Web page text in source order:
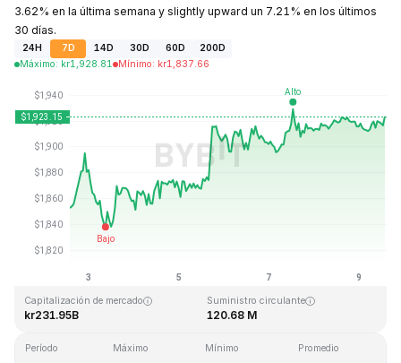
3.62% en la última semana y slightly upward un 7.21% en los últimos
30 días.
24H 7D 14D 30D 60D
200D
Máximo: kr1,928.81 Mínimo: kr1,837.66
Última actualización: 2026-08-09, 13:34 GMT+0
kr0.432979
Capitalización de mercado
kr231.95B
Suministro circulante
120.68 M
Período Máximo Mínimo Promedio